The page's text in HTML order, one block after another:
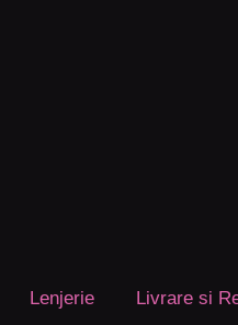
Lenjerie Livrare si